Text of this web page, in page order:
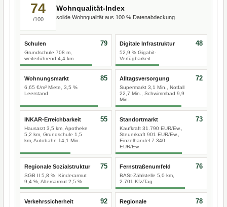
74
/100
Wohnqualität-Index
solide Wohnqualität aus 100 % Datenabdeckung.
Schulen
Grundschule 708 m,
weiterführend 4,4 km
79 Digitale Infrastruktur
52,9 % Gigabit-
Verfügbarkeit
48
Wohnungsmarkt
6,65 €/m² Miete, 3,5 %
Leerstand
85 Alltagsversorgung
Supermarkt 3,1 Min., Notfall
22,7 Min., Schwimmbad 9,9
Min.
72
INKAR-Erreichbarkeit
Hausarzt 3,5 km, Apotheke
5,2 km, Grundschule 1,5
km, Autobahn 14,1 Min.
55 Standortmarkt
Kaufkraft 31.790 EUR/Ew.,
Steuerkraft 901 EUR/Ew.,
Einzelhandel 7.340
EUR/Ew.
73
Regionale Sozialstruktur
SGB II 5,8 %, Kinderarmut
9,4 %, Altersarmut 2,5 %
75 Fernstraßenumfeld
BASt-Zählstelle 5,0 km,
2.701 Kfz/Tag
76
Verkehrssicherheit 92
Regionale
78